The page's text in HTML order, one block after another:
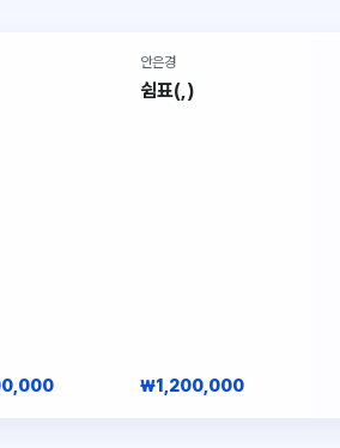
구매 가능
안은경
쉼표(,)
₩1,200,000